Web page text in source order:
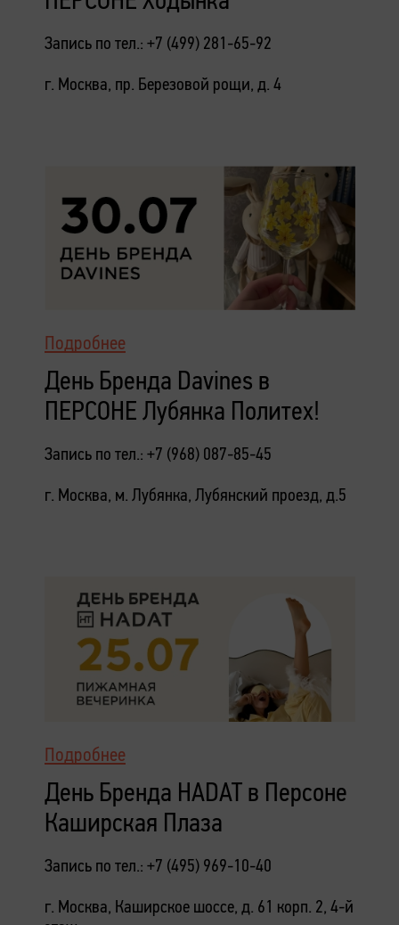
Запись по тел.: +7 (499) 281-65-92
г. Москва, пр. Березовой рощи, д. 4
Подробнее
День Бренда Davines в
ПЕРСОНЕ Лубянка Политех!
Запись по тел.: +7 (968) 087-85-45
г. Москва, м. Лубянка, Лубянский проезд, д.5
Подробнее
День Бренда HADAT в Персоне
Каширская Плаза
Запись по тел.: +7 (495) 969-10-40
г. Москва, Каширское шоссе, д. 61 корп. 2, 4-й